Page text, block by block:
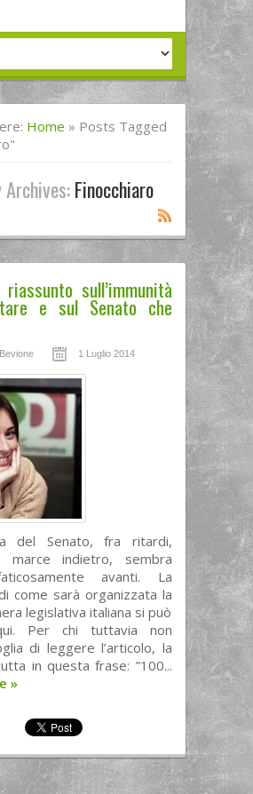
Home » Posts Tagged
Finocchiaro
sull’immunità
e sul Senato che
1 Luglio 2014
del Senato, fra ritardi,
marce indietro, sembra
avanti. La
come sarà organizzata la
legislativa italiana si può
Per chi tuttavia non
di leggere l’articolo, la
in questa frase: ”100...
»